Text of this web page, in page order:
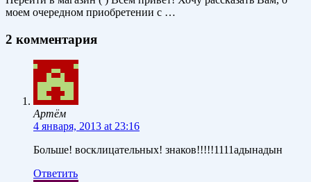
моем очередном приобретении с …
2 комментария
Артём
4 января, 2013 at 23:16
Больше! восклицательных! знаков!!!!!1111адынадын
Ответить